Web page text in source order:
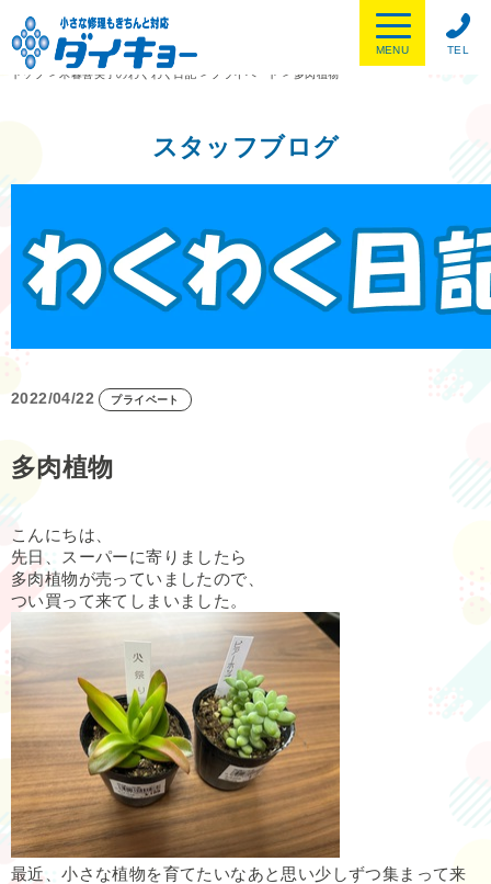
TEL
MENU
トップ
> 木暮喜美子のわくわく日記 > プライベート > 多肉植物
スタッフブログ
2022/04/22 プライベート
多肉植物
こんにちは、
先日、スーパーに寄りましたら
多肉植物が売っていましたので、
つい買って来てしまいました。
最近、小さな植物を育てたいなあと思い少しずつ集まって来